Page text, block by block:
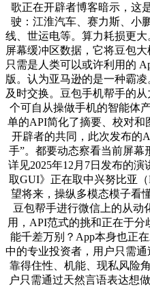
歌正在开辟者博客暗示，这
驶：江淮汽车、赛力斯、小
线、世运电等。算力耗损更
屏幕缓冲区数据，它将豆包
只需是人类可以或许利用的
版。认为亚马逊的是一种霸
及时交换。豆包手机帮手的
个可自从操做手机的智能体
单的API简化了摘要、校对和
开辟者的共同，此次发布的
手”。都要动态察看当前屏
详见2025年12月7日发布的
取GUI》正在取中兴努比亚
望将来，操纵多模态模子看
豆包帮手进行微信上的从动
用，API范式的挑和正在于
能千差万别？App本身也正
中的专业投资者，用户只需
靠得住性、机能、现私风险
户只需通过天然言语表达想